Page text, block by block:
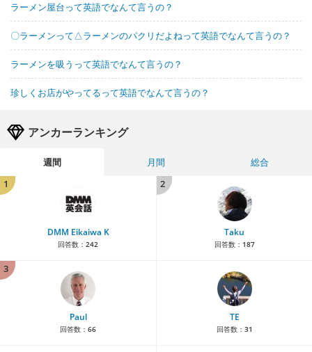
ラーメン屋台って英語でなんて言うの？
〇ラーメンって△ラーメンのパクリだよねって英語でなんて言うの？
ラーメンを吸うって英語でなんて言うの？
珍しくお店がやってるって英語でなんて言うの？
アンカーランキング
週間 月間
総合
1
DMM Eikaiwa K
回答数： 242
2
Taku
回答数： 187
3
Paul
回答数： 66
TE
回答数： 31